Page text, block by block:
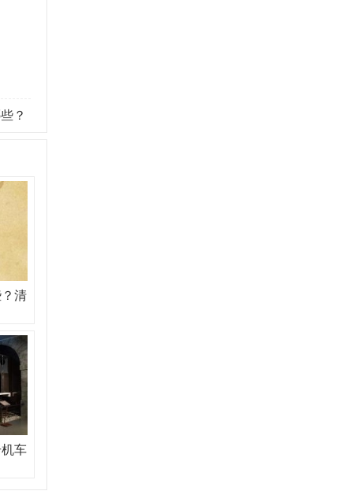
？
清
车